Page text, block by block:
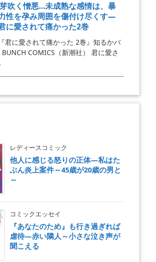
芽吹く憎悪…未成熟な感情は、暴
性を孕み周囲を傷付け尽くす―
に愛されて痛かった2巻
『君に愛されて痛かった 2巻』知るかバ
COMICS（新潮社） 君に愛さ
レディースコミック
他人に感じる怒りの正体―私はた
ぶん炎上案件～45歳が20歳の男と
～
コミックエッセイ
『あなたのため』も行き過ぎれば
虐待―赤い隣人～小さな泣き声が
聞こえる